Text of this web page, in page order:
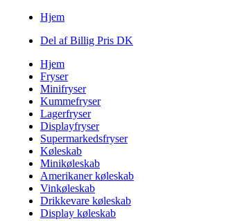
Hjem
Del af Billig Pris DK
Hjem
Fryser
Minifryser
Kummefryser
Lagerfryser
Displayfryser
Supermarkedsfryser
Køleskab
Minikøleskab
Amerikaner køleskab
Vinkøleskab
Drikkevare køleskab
Display køleskab